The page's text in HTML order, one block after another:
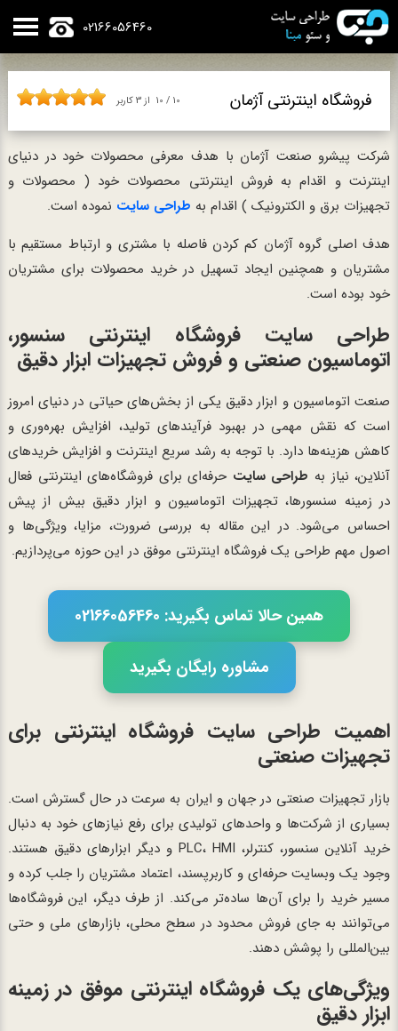
02166056460
فروشگاه اینترنتی آژمان 10 / 10 از3کاربر
شرکت پیشرو صنعت آژمان با هدف معرفی محصولات خود در دنیای
اینترنت و اقدام به فروش اینترنتی محصولات خود ( محصولات و
تجهیزات برق و الکترونیک ) اقدام به طراحی سایت نموده است.
هدف اصلی گروه آژمان کم کردن فاصله با مشتری و ارتباط مستقیم با
مشتریان و همچنین ایجاد تسهیل در خرید محصولات برای مشتریان
خود بوده است.
طراحی سایت فروشگاه اینترنتی سنسور،
اتوماسیون صنعتی و فروش تجهیزات ابزار دقیق
صنعت اتوماسیون و ابزار دقیق یکی از بخش‌های حیاتی در دنیای امروز
است که نقش مهمی در بهبود فرآیندهای تولید، افزایش بهره‌وری و
کاهش هزینه‌ها دارد. با توجه به رشد سریع اینترنت و افزایش خریدهای
آنلاین، نیاز به طراحی سایت حرفه‌ای برای فروشگاه‌های اینترنتی فعال
در زمینه سنسورها، تجهیزات اتوماسیون و ابزار دقیق بیش از پیش
احساس می‌شود. در این مقاله به بررسی ضرورت، مزایا، ویژگی‌ها و
اصول مهم طراحی یک فروشگاه اینترنتی موفق در این حوزه می‌پردازیم.
همین حالا تماس بگیرید: 02166056460
مشاوره رایگان بگیرید
اهمیت طراحی سایت فروشگاه اینترنتی برای
تجهیزات صنعتی
بازار تجهیزات صنعتی در جهان و ایران به سرعت در حال گسترش است.
بسیاری از شرکت‌ها و واحدهای تولیدی برای رفع نیازهای خود به دنبال
خرید آنلاین سنسور، کنترلر، PLC، HMI و دیگر ابزارهای دقیق هستند.
وجود یک وبسایت حرفه‌ای و کاربرپسند، اعتماد مشتریان را جلب کرده و
مسیر خرید را برای آن‌ها ساده‌تر می‌کند. از طرف دیگر، این فروشگاه‌ها
می‌توانند به جای فروش محدود در سطح محلی، بازارهای ملی و حتی
بین‌المللی را پوشش دهند.
ویژگی‌های یک فروشگاه اینترنتی موفق در زمینه
ابزار دقیق